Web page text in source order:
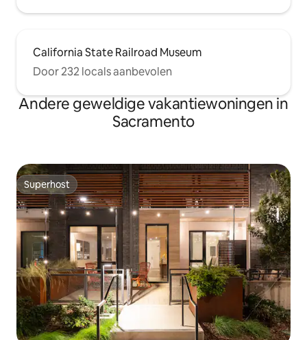
California State Railroad Museum
Door 232 locals aanbevolen
Andere geweldige vakantiewoningen in
Sacramento
Superhost
Superhost